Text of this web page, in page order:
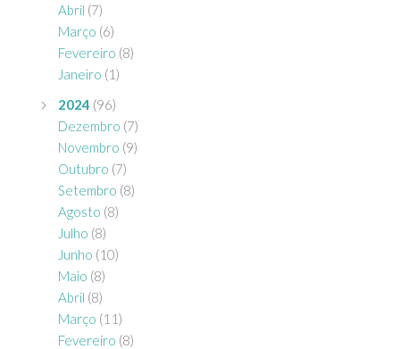
Abril (7)
Março (6)
Fevereiro (8)
Janeiro (1)
2024 (96)
Dezembro (7)
Novembro (9)
Outubro (7)
Setembro (8)
Agosto (8)
Julho (8)
Junho (10)
Maio (8)
Abril (8)
Março (11)
Fevereiro (8)